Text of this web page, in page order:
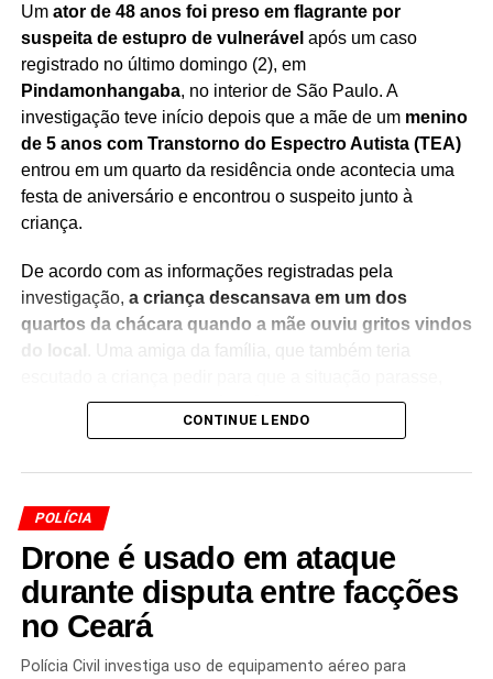
Rio
Um ator de 48 anos foi preso em flagrante por
suspeita de estupro de vulnerável após um caso
registrado no último domingo (2), em
Pindamonhangaba, no interior de São Paulo. A
investigação teve início depois que a mãe de um menino
de 5 anos com Transtorno do Espectro Autista (TEA)
entrou em um quarto da residência onde acontecia uma
festa de aniversário e encontrou o suspeito junto à
criança.
De acordo com as informações registradas pela
investigação, a criança descansava em um dos
quartos da chácara quando a mãe ouviu gritos vindos
. Uma amiga da família, que também teria
acompanhou a mulher até o cômodo para verificar o que
Ao entrar no quarto,a mãe encontrou o suspeito e a
criança sem roupas sobre a cama
de ocorrência, o menino demonstrava sinais de
desconforto e se queixava de dores. A testemunha relatou
às autoridades que foi responsável por acionar a Polícia
Militar após presenciar a cena.
Após a chegada dos policiais e a coleta dos primeiros
CONTINUE LENDO
POLÍCIA
Drone é usado em ataque
durante disputa entre facções
no Ceará
Polícia Civil investiga uso de equipamento aéreo para